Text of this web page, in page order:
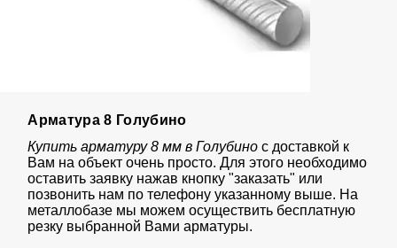
Арматура 8 Голубино
Купить арматуру 8 мм в Голубинос доставкой к
Вам на объект очень просто. Для этого необходимо
оставить заявку нажав кнопку "заказать" или
позвонить нам по телефону указанному выше. На
металлобазе мы можем осуществить бесплатную
резку выбранной Вами арматуры.